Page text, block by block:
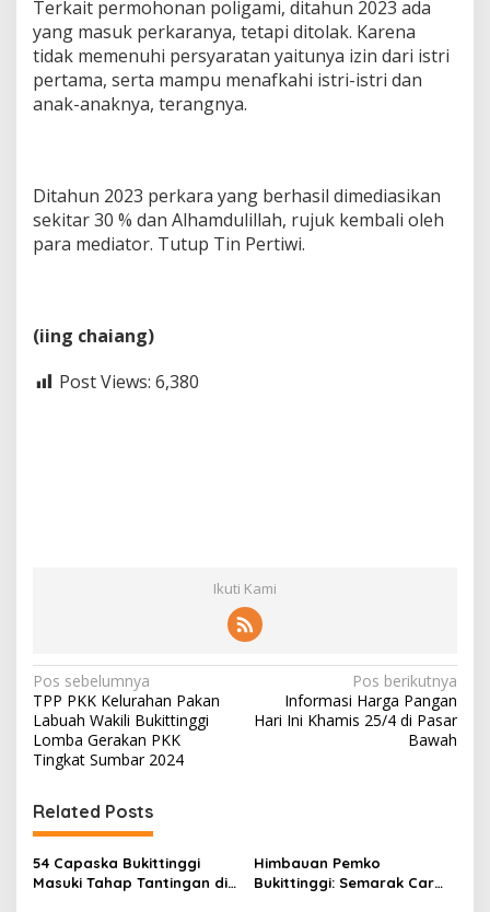
Terkait permohonan poligami, ditahun 2023 ada
yang masuk perkaranya, tetapi ditolak. Karena
tidak memenuhi persyaratan yaitunya izin dari istri
pertama, serta mampu menafkahi istri-istri dan
anak-anaknya, terangnya.
Ditahun 2023 perkara yang berhasil dimediasikan
sekitar 30 % dan Alhamdulillah, rujuk kembali oleh
para mediator. Tutup Tin Pertiwi.
(iing chaiang)
Post Views: 6,380
Ikuti Kami
N
a
v
g
a
s
Pos sebelumnya
TPP PKK Kelurahan Pakan
Labuah Wakili Bukittinggi
Lomba Gerakan PKK
Tingkat Sumbar 2024
Pos berikutnya
Informasi Harga Pangan
Hari Ini Khamis 25/4 di Pasar
Bawah
Related Posts
54 Capaska Bukittinggi
Masuki Tahap Tantingan di
Himbauan Pemko
Bukittinggi: Semarak Car